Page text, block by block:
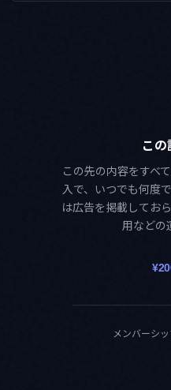
こ
この先の内容をすべ
入で、いつでも何度
は広告を掲載してお
用などの
メンバーシ